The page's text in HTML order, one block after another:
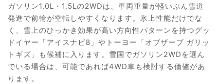
ガソリン1.0L・1.5Lの2WDは、車両重量が軽いぶん雪道
発進で前輪が空転しやすくなります。氷上性能だけでな
く、雪上のひっかき効果が高い方向性パターンを持つグッ
ドイヤー「アイスナビ8」やトーヨー「オブザーブ ガリッ
トギズ」も候補に入ります。雪国でガソリン2WDを選ん
でいる場合は、可能であれば4WD車も検討する価値があ
ります。